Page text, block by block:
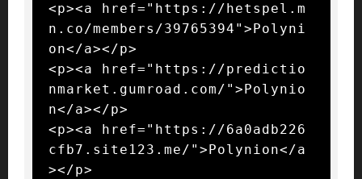
<p><a href="https://hetspel.m
n.co/members/39765394">Polyni
on</a></p>
<p><a href="https://predictio
nmarket.gumroad.com/">Polynio
n</a></p>
<p><a href="https://6a0adb226
cfb7.site123.me/">Polynion</a
></p>